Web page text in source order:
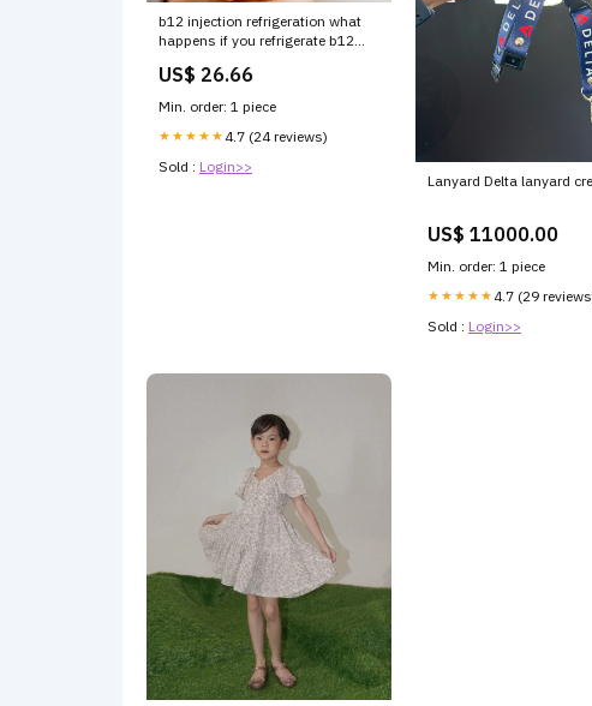
b12 injection refrigeration what
happens if you refrigerate b12
to Be Refrigerated: 6 Cool
Solutions
US$ 26.66
Min. order: 1 piece
★★★★★ 4.7 (24 reviews)
Sold : Login>>
Lanyard Delta lanyard
US$ 11000.00
Min. order: 1 piece
★★★★★ 4.7 (29
Sold : Login>>